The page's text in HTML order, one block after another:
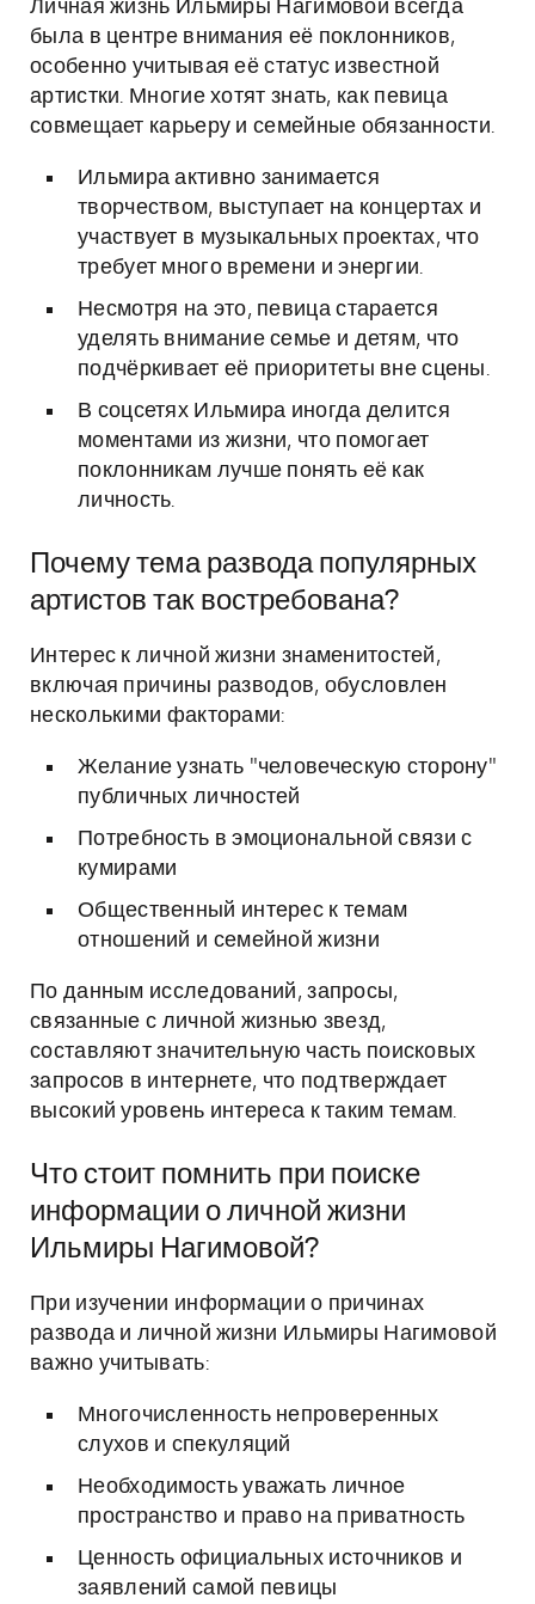
Личная жизнь Ильмиры Нагимовой всегда
была в центре внимания её поклонников,
особенно учитывая её статус известной
артистки. Многие хотят знать, как певица
совмещает карьеру и семейные обязанности.
Ильмира активно занимается
творчеством, выступает на концертах и
участвует в музыкальных проектах, что
требует много времени и энергии.
Несмотря на это, певица старается
уделять внимание семье и детям, что
подчёркивает её приоритеты вне сцены.
В соцсетях Ильмира иногда делится
моментами из жизни, что помогает
поклонникам лучше понять её как
личность.
Почему тема развода популярных
артистов так востребована?
Интерес к личной жизни знаменитостей,
включая причины разводов, обусловлен
несколькими факторами:
Желание узнать "человеческую сторону"
публичных личностей
Потребность в эмоциональной связи с
кумирами
Общественный интерес к темам
отношений и семейной жизни
По данным исследований, запросы,
связанные с личной жизнью звезд,
составляют значительную часть поисковых
запросов в интернете, что подтверждает
высокий уровень интереса к таким темам.
Что стоит помнить при поиске
информации о личной жизни
Ильмиры Нагимовой?
При изучении информации о причинах
развода и личной жизни Ильмиры Нагимовой
важно учитывать:
Многочисленность непроверенных
слухов и спекуляций
Необходимость уважать личное
пространство и право на приватность
Ценность официальных источников и
заявлений самой певицы